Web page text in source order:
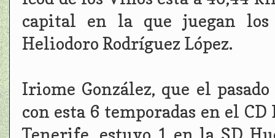
capital en la que juegan
Heliodoro Rodríguez López.
Iriome González, que el
con esta 6 temporadas en el